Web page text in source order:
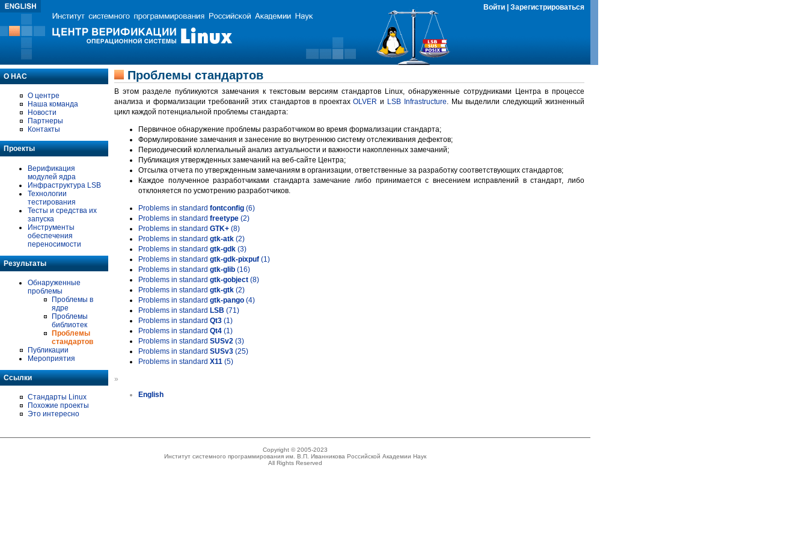
Войти Зарегистрироваться
О НАС
О центре
Наша команда
Новости
Партнеры
Контакты
Проекты
Верификация
модулей ядра
Инфраструктура LSB
Технологии
тестирования
Тесты и средства их
запуска
Инструменты
обеспечения
переносимости
Результаты
Обнаруженные
проблемы
Проблемы в
ядре
Проблемы
библиотек
Проблемы
стандартов
Публикации
Мероприятия
Ссылки
Стандарты Linux
Похожие проекты
Это интересно
Проблемы стандартов
В этом разделе публикуются замечания к текстовым версиям стандартов Linux, обнаруженные сотрудниками Центра в процессе
анализа и формализации требований этих стандартов в проектахOLVER и LSB Infrastructure. Мы выделили следующий жизненный
цикл каждой потенциальной проблемы стандарта:
Первичное обнаружение проблемы разработчиком во время формализации стандарта;
Формулирование замечания и занесение во внутреннюю систему отслеживания дефектов;
Периодический коллегиальный анализ актуальности и важности накопленных замечаний;
Публикация утвержденных замечаний на веб-сайте Центра;
Отсылка отчета по утвержденным замечаниям в организации, ответственные за разработку соответствующих стандартов;
Каждое полученное разработчиками стандарта замечание либо принимается с внесением исправлений в стандарт, либо
отклоняется по усмотрению разработчиков.
Problems in standard fontconfig (6)
Problems in standard freetype (2)
Problems in standard GTK+ (8)
Problems in standard gtk-atk (2)
Problems in standard gtk-gdk (3)
Problems in standard gtk-gdk-pixpuf (1)
Problems in standard gtk-glib (16)
Problems in standard gtk-gobject (8)
Problems in standard gtk-gtk (2)
Problems in standard gtk-pango (4)
Problems in standard LSB (71)
Problems in standard Qt3 (1)
Problems in standard Qt4 (1)
Problems in standard SUSv2 (3)
Problems in standard SUSv3 (25)
Problems in standard X11 (5)
»
English
Copyright © 2005-2023
Институт системного программирования им. В.П. Иванникова Российской Академии Наук
All Rights Reserved